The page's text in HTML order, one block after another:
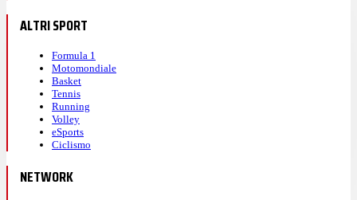
ALTRI SPORT
Formula 1
Motomondiale
Basket
Tennis
Running
Volley
eSports
Ciclismo
NETWORK